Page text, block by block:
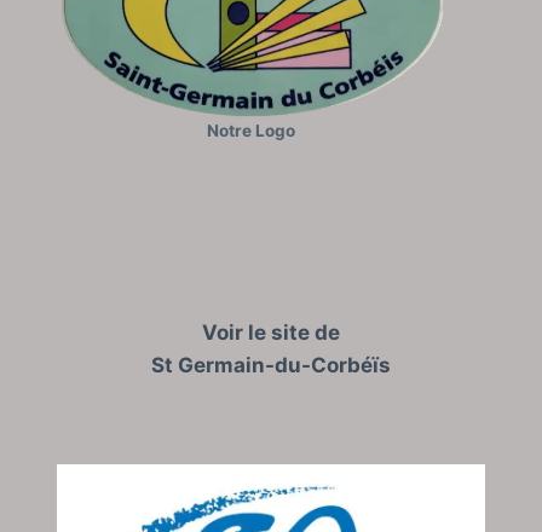
Notre Logo
Voir le site de
St Germain-du-Corbéïs